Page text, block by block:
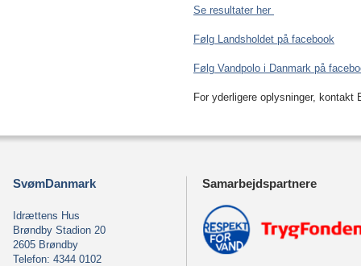
Se resultater her
Følg Landsholdet på facebook
Følg Vandpolo i Danmark på
For yderligere oplysninger, kontakt
SvømDanmark
Idrættens Hus
Brøndby Stadion 20
2605 Brøndby
Telefon: 4344 0102
Samarbejdspartnere